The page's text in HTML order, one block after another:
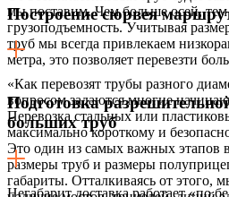
мы поставим. Чем больше осей,
грузоподъемность. Учитывая
труб мы всегда привлекаем
метра, это позволяет перевезти
Построение сюрвея
«Как перевозят трубы разного
вопросом задаются многие
Перевозка стальных или
максимально короткому и
Это один из самых важных этапов
размеры труб и размеры
габариты. Отталкиваясь от этого,
Подготовка
больших труб
Негабарит доставка работает «по